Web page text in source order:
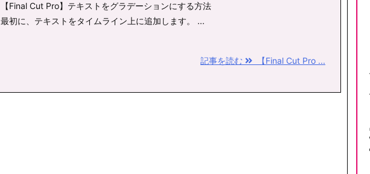
【Final Cut Pro】テキストをグラデーションにする方法
最初に、テキストをタイムライン上に追加します。 ...
記事を読む 【Final Cut Pro ...